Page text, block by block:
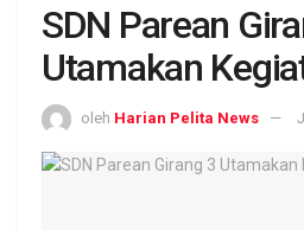
SDN Parean
Utamakan
oleh Harian Pelita News